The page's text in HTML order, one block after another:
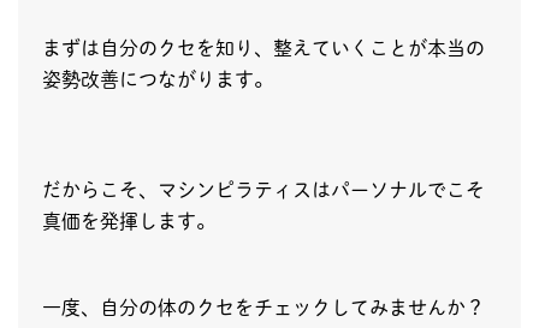
まずは自分のクセを知り、整えていくことが本当の
姿勢改善につながります。
だからこそ、マシンピラティスはパーソナルでこそ
真価を発揮します。
一度、自分の体のクセをチェックしてみませんか？